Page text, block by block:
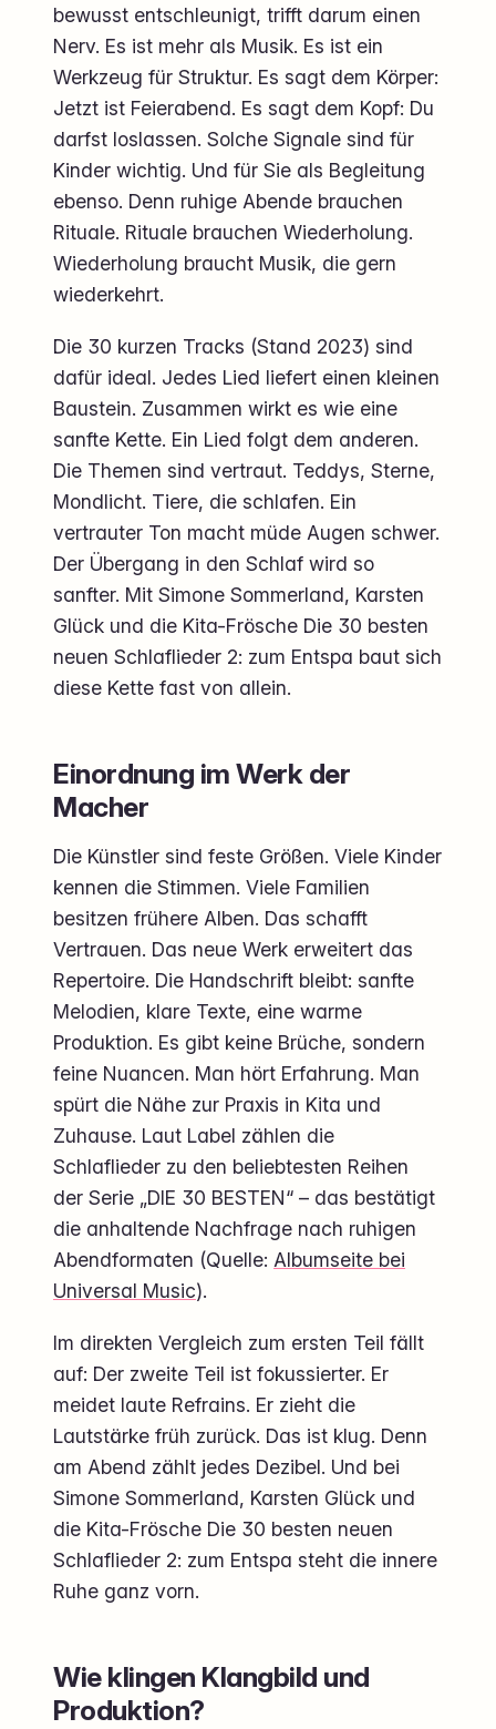
bewusst entschleunigt, trifft darum einen
Nerv. Es ist mehr als Musik. Es ist ein
Werkzeug für Struktur. Es sagt dem Körper:
Jetzt ist Feierabend. Es sagt dem Kopf: Du
darfst loslassen. Solche Signale sind für
Kinder wichtig. Und für Sie als Begleitung
ebenso. Denn ruhige Abende brauchen
Rituale. Rituale brauchen Wiederholung.
Wiederholung braucht Musik, die gern
wiederkehrt.
Die 30 kurzen Tracks (Stand 2023) sind
dafür ideal. Jedes Lied liefert einen kleinen
Baustein. Zusammen wirkt es wie eine
sanfte Kette. Ein Lied folgt dem anderen.
Die Themen sind vertraut. Teddys, Sterne,
Mondlicht. Tiere, die schlafen. Ein
vertrauter Ton macht müde Augen schwer.
Der Übergang in den Schlaf wird so
sanfter. Mit Simone Sommerland, Karsten
Glück und die Kita-Frösche Die 30 besten
neuen Schlaflieder 2: zum Entspa baut sich
diese Kette fast von allein.
Einordnung im Werk der
Macher
Die Künstler sind feste Größen. Viele Kinder
kennen die Stimmen. Viele Familien
besitzen frühere Alben. Das schafft
Vertrauen. Das neue Werk erweitert das
Repertoire. Die Handschrift bleibt: sanfte
Melodien, klare Texte, eine warme
Produktion. Es gibt keine Brüche, sondern
feine Nuancen. Man hört Erfahrung. Man
spürt die Nähe zur Praxis in Kita und
Zuhause. Laut Label zählen die
Schlaflieder zu den beliebtesten Reihen
der Serie „DIE 30 BESTEN“ – das bestätigt
die anhaltende Nachfrage nach ruhigen
Abendformaten (Quelle: Albumseite bei
Universal Music).
Im direkten Vergleich zum ersten Teil fällt
auf: Der zweite Teil ist fokussierter. Er
meidet laute Refrains. Er zieht die
Lautstärke früh zurück. Das ist klug. Denn
am Abend zählt jedes Dezibel. Und bei
Simone Sommerland, Karsten Glück und
die Kita-Frösche Die 30 besten neuen
Schlaflieder 2: zum Entspa steht die innere
Ruhe ganz vorn.
Wie klingen Klangbild und
Produktion?